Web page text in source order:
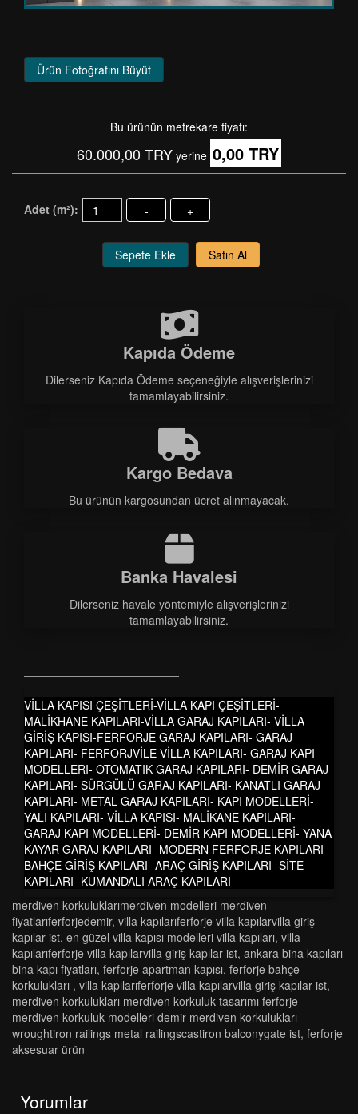
Ürün Fotoğrafını Büyüt
Bu ürünün metrekare fiyatı:
60.000,00 TRY yerine 0,00 TRY
Adet (m²): - +
Sepete Ekle Satın Al
Kapıda Ödeme
Dilerseniz Kapıda Ödeme seçeneğiyle alışverişlerinizi
tamamlayabilirsiniz.
Kargo Bedava
Bu ürünün kargosundan ücret alınmayacak.
Banka Havalesi
Dilerseniz havale yöntemiyle alışverişlerinizi
tamamlayabilirsiniz.
VİLLA KAPISI ÇEŞİTLERİ-VİLLA KAPI ÇEŞİTLERİ-
MALİKHANE KAPILARI-VİLLA GARAJ KAPILARI- VİLLA
GİRİŞ KAPISI-FERFORJE GARAJ KAPILARI- GARAJ
KAPILARI- FERFORJVİLE VİLLA KAPILARI- GARAJ KAPI
MODELLERI- OTOMATIK GARAJ KAPILARI- DEMİR GARAJ
KAPILARI- SÜRGÜLÜ GARAJ KAPILARI- KANATLI GARAJ
KAPILARI- METAL GARAJ KAPILARI- KAPI MODELLERİ-
YALI KAPILARI- VİLLA KAPISI- MALİKANE KAPILARI-
GARAJ KAPI MODELLERİ- DEMİR KAPI MODELLERİ- YANA
KAYAR GARAJ KAPILARI- MODERN FERFORJE KAPILARI-
BAHÇE GİRİŞ KAPILARI- ARAÇ GİRİŞ KAPILARI- SİTE
KAPILARI- KUMANDALI ARAÇ KAPILARI-
merdi̇ven korkuluklarimerdi̇ven modelleri̇ merdi̇ven
fi̇yatlariferforjedemi̇r, vi̇lla kapilariferforje vi̇lla kapilarvi̇lla gi̇ri̇ş
kapilar ist, en güzel villa kapısı modelleri villa kapıları, vi̇lla
kapilariferforje vi̇lla kapilarvi̇lla gi̇ri̇ş kapilar ist, ankara bi̇na kapilari
bi̇na kapi fi̇yatlari, ferforje apartman kapısı, ferforje bahçe
korkulukları , vi̇lla kapilariferforje vi̇lla kapilarvi̇lla gi̇ri̇ş kapilar ist,
merdi̇ven korkuluklari merdi̇ven korkuluk tasarimi ferforje
merdi̇ven korkuluk modelleri̇ demi̇r merdi̇ven korkuluklari
wroughti̇ron rai̇li̇ngs metal rai̇li̇ngscasti̇ron balconygate ist, ferforje
aksesuar ürün
Yorumlar